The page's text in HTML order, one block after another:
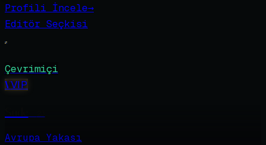
Profili İncele→
Editör Seçkisi
Çevrimiçi
VVIP
Avrupa Yakası